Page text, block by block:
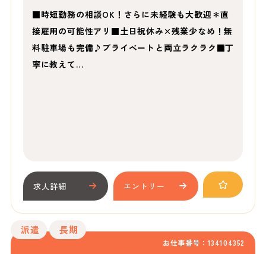
■時短勤務の相談OK！さらに未経験も大歓迎＊直
接雇用の可能性アリ■土日祝休み×残業少なめ！無
料駐車場も完備♪プライベートと両立ラクラク■丁
寧に教えて…
求人詳細 エントリー
お仕事番号：134104352
派遣 長期